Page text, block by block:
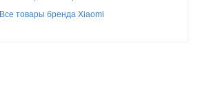
Все товары бренда Xiaomi